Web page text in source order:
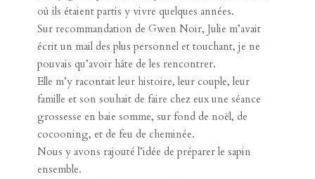
2 voyageurs picards, tout juste revenus des Antilles
où ils étaient partis y vivre quelques années.
Sur recommandation deGwen Noir, Julie m’avait
écrit un mail des plus personnel et touchant, je ne
pouvais qu’avoir hâte de les rencontrer.
Elle m’y racontait leur histoire, leur couple, leur
famille et son souhait de faire chez eux une séance
grossesse en baie somme, sur fond de noël, de
cocooning, et de feu de cheminée.
Nous y avons rajouté l’idée de préparer le sapin